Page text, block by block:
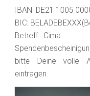
IBAN: DE21 1005
BIC:
Betreff: Cima
bitte Deine volle
eintragen.